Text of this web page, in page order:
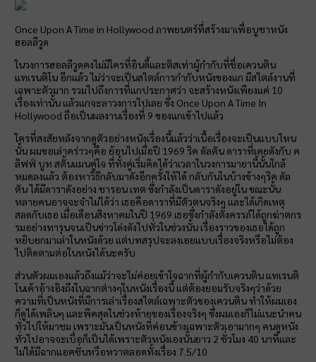
Once Upon A Time in Hollywood ภาพยนตร์ที่สร้างมาเพื่อบูชาหนัง
ฮอลลีวูด
ในวงการฮอลลีวูดคงไม่มีใครที่อินดี้และติสเท่าผู้กำกับที่ชื่อเควนติน
แทเรนติโน อีกแล้ว ไม่ว่าจะเป็นสไตล์การกำกับหนังของแก มีสไตล์งานที่
เฉพาะตัวมาก รวมไปถึงการที่แกประกาศว่า จะสร้างหนังเพียงแค่ 10
เรื่องเท่านั้น แล้วแกจะลาวงการไปเลย ซึ่ง Once Upon A Time In
Hollywood ถือเป็นผลงานเรื่องที่ 9 ของแกเข้าไปแล้ว
ใครที่สงสัยหลังจากดูตัวอย่างหนังเรื่องนี้แล้วว่าเนื้อเรื่องจะเป็นแบบไหน
นั้น ผมขอเล่าคร่าวๆคือ ย้อนไปเมื่อปี 1969 ริค ดัลตัน ดาราที่เคยดังกับ ค
ลิฟฟ์ บูท สตั้นแมนคู่ใจ ที่ทั้งคู่เริ่มคิดได้ว่าเวลาในวงการมายานี้นั้นใกล้
หมดลงแล้ว ต้องหาวิธีกลับมาดังอีกครั้งให้ได้ กลับกันในบ้างข้างๆริค ดัล
ตัน ได้มีดาราดังอย่าง ชารอน เทต ซึ่งกำลังเป็นดาราดังอยู่ใน ขณะนั้น
หลายคนอาจจะจำไม่ได้ว่า เธอคือดาราที่มีตัวตนจริงๆ และได้เกิดเหตุ
สลดกับเธอ เมื่อเดือนสิงหาคมในปี 1969 เธอซึ่งกำลังตั้งครรภ์ได้ถูกฆ่าตกร
รมอย่างทารุนจนเป็นข่าวโด่งดังไปทั่วในช่วงนั้น เรื่องราวของเธอได้ถูก
หยิบยกมาเล่าในหนังด้วย แต่บทสรุปจะลงเอยแบบเรื่องจริงหรือไม่ต้อง
ไปติดตามต่อในหนังได้นะครับ
ส่วนตัวผมเองแล้วถึงแม้ว่าจะไม่ค่อยเข้าใจฉากที่ผู้กำกับเควนติน แทเรนติ
โนเค้าอ้างอิงถึงในฉากต่างๆในหนังเรื่องนี้ แต่ต้องยอมรับจริงๆว่าด้วย
ความที่เป็นหนังที่มีการเล่าเรื่องสไตล์เฉพาะตัวของเควนติน ทำให้ผมเอง
ก็ดูได้เพลินๆ และพีคสุดในช่วงท้ายของเรื่องจริงๆ ซึ่งผมเองก็ไม่แนะนำคน
ทั่วไปให้มาชม เพราะมันเป็นหนังที่ค่อนข้างเฉพาะตัวเอามากๆ คนดูหนัง
ทั่วไปอาจจะเบื่อก็เป็นได้เพราะตัวหนังเองนั้นยาว 2 ชั่วโมง 40 นาทีและ
ไม่ได้มีฉากแอคชั่นหวือหวาตลอดทั้งเรื่อง 7.5/10